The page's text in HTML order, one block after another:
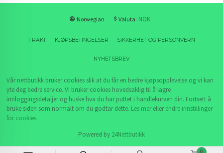
Norwegian Valuta: NOK
FRAKT KJØPSBETINGELSER SIKKERHET OG PERSONVERN
NYHETSBREV
Vår nettbutikk bruker cookies slik at du får en bedre kjøpsopplevelse og vi kan
yte deg bedre service. Vi bruker cookies hovedsaklig til å lagre
innloggingsdetaljer og huske hva du har puttet i handlekurven din. Fortsett å
bruke siden som normalt om du godtar dette. Les merellerendre innstillinger
for cookies.
Powered by 24Nettbutikk